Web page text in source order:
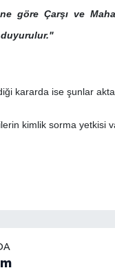
göre Çarşı ve
duyurulur."
kararda ise şunlar